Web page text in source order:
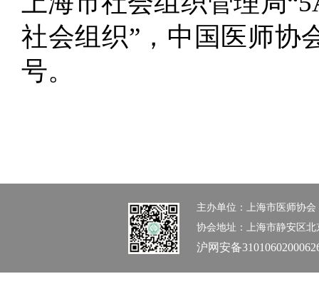
社会组织”，中国医师协
号。
主办单位：上海市医师协会
协会地址：上海市静安区北
沪网安备